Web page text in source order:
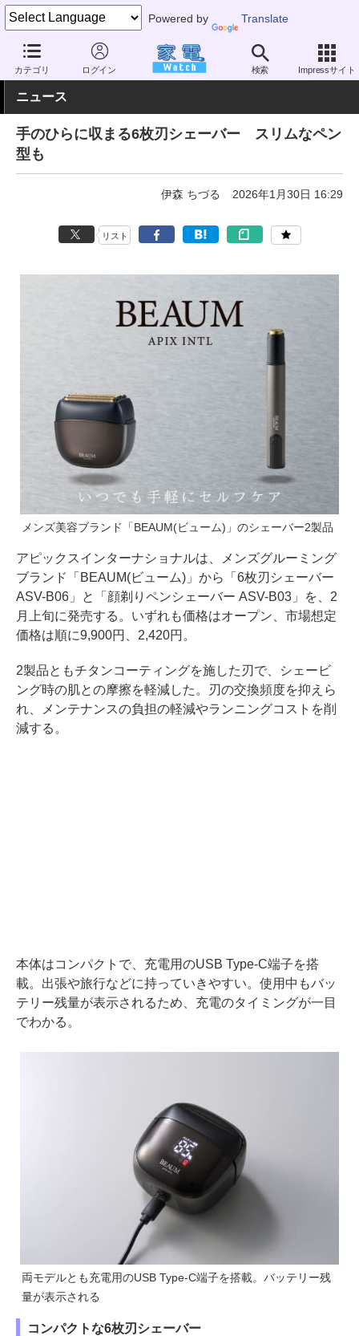
Powered by Translate
カテゴリ ログイン 検索 Impressサイト
家電 Watch ヘルスケア シェーバー 電動シェーバー
ニュース
手のひらに収まる6枚刃シェーバー スリムなペン
型も
伊森 ちづる 2026年1月30日 16:29
リスト
メンズ美容ブランド「BEAUM(ビューム)」のシェーバー2製品
アピックスインターナショナルは、メンズグルーミング
ブランド「BEAUM(ビューム)」から「6枚刃シェーバー
ASV-B06」と「顔剃りペンシェーバー ASV-B03」を、2
月上旬に発売する。いずれも価格はオープン、市場想定
価格は順に9,900円、2,420円。
2製品ともチタンコーティングを施した刃で、シェービ
ング時の肌との摩擦を軽減した。刃の交換頻度を抑えら
れ、メンテナンスの負担の軽減やランニングコストを削
減する。
本体はコンパクトで、充電用のUSB Type-C端子を搭
載。出張や旅行などに持っていきやすい。使用中もバッ
テリー残量が表示されるため、充電のタイミングが一目
でわかる。
両モデルとも充電用のUSB Type-C端子を搭載。バッテリー残
量が表示される
コンパクトな6枚刃シェーバー